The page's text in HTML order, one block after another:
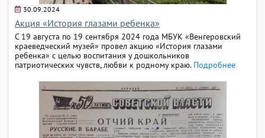
30.09.2024
Акция «История глазами ребенка»
С 19 августа по 19 сентября 2024 года МБУК «Венгеровский
краеведческий музей» провел акцию «История глазами
ребенка» с целью воспитания у дошкольников
патриотических чувств, любви к родному краю. Подробнее